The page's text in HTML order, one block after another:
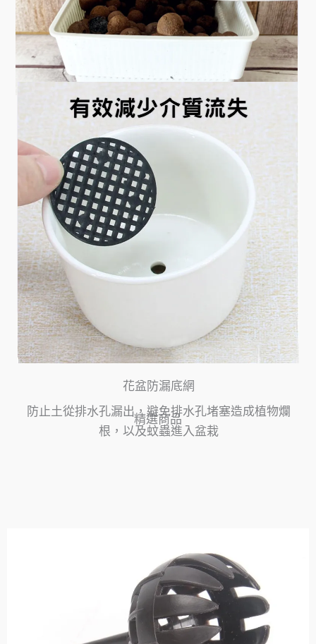
發泡煉石 1.5公升
高溫下燒製而成，具無數獨立氣孔，表面可吸附許多
水分，保水保肥通氣性加，乾淨無菌
花盆防漏底網
防止土從排水孔漏出，避免排水孔堵塞造成植物爛
根，以及蚊蟲進入盆栽
精選商品